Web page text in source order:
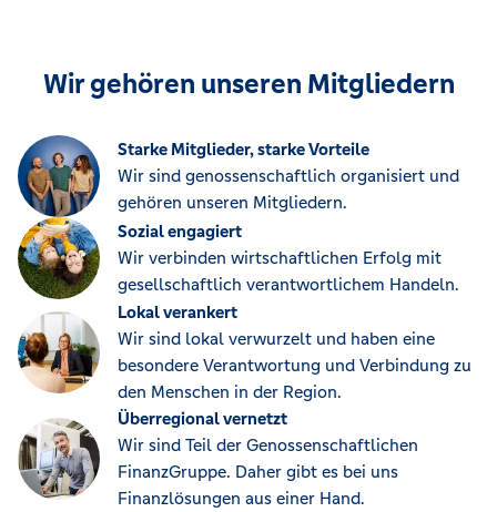
Wir gehören unseren Mitgliedern
Starke Mitglieder, starke Vorteile
Wir sind genossenschaftlich organisiert und
gehören unseren Mitgliedern.
Sozial engagiert
Wir verbinden wirtschaftlichen Erfolg mit
gesellschaftlich verantwortlichem Handeln.
Lokal verankert
Wir sind lokal verwurzelt und haben eine
besondere Verantwortung und Verbindung zu
den Menschen in der Region.
Überregional vernetzt
Wir sind Teil der Genossenschaftlichen
FinanzGruppe. Daher gibt es bei uns
Finanzlösungen aus einer Hand.